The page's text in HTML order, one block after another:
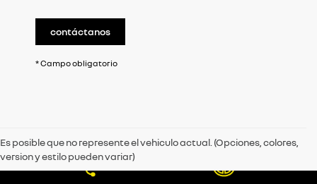
contáctanos
* Campo obligatorio
Es posible que no represente el vehiculo actual. (Opciones, colores,
version y estilo pueden variar)